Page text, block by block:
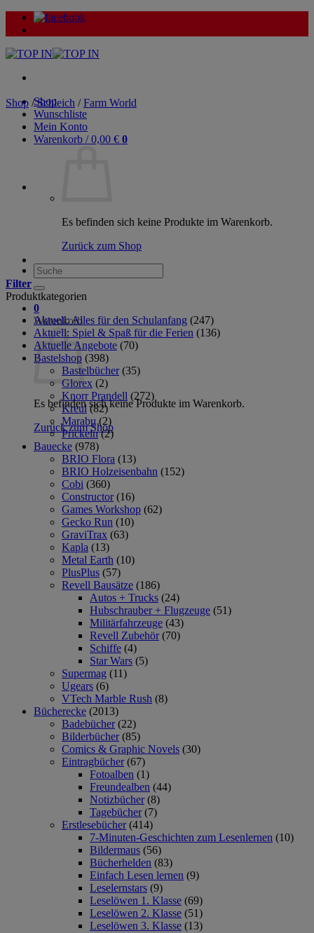
Zum
Inhalt
Shop
Wunschliste
Mein Konto
Warenkorb /0,00 € 0
Es befinden sich keine Produkte im Warenkorb.
Zurück zum Shop
Suche
nach:
0
Warenkorb
Es befinden sich keine Produkte im Warenkorb.
Zurück zum Shop
Shop / Schleich / Farm World
Filter
Produktkategorien
Aktuell: Alles für den Schulanfang (247)
Aktuell: Spiel & Spaß für die Ferien (136)
Aktuelle Angebote (70)
Bastelshop (398)
Bastelbücher (35)
Glorex (2)
Knorr Prandell (272)
Kreul (82)
Marabu (2)
Prickeln (2)
Bauecke (978)
BRIO Flora (13)
BRIO Holzeisenbahn (152)
Cobi (360)
Constructor (16)
Games Workshop (62)
Gecko Run (10)
GraviTrax (63)
Kapla (13)
Metal Earth (10)
PlusPlus (57)
Revell Bausätze (186)
Autos + Trucks (24)
Hubschrauber + Flugzeuge (51)
Militärfahrzeuge (43)
Revell Zubehör (70)
Schiffe (4)
Star Wars (5)
Supermag (11)
Ugears (6)
VTech Marble Rush (8)
Bücherecke (2013)
Badebücher (22)
Bilderbücher (85)
Comics & Graphic Novels (30)
Eintragbücher (67)
Fotoalben (1)
Freundealben (44)
Notizbücher (8)
Tagebücher (7)
Erstlesebücher (414)
7-Minuten-Geschichten zum Lesenlernen (10)
Bildermaus (56)
Bücherhelden (83)
Einfach Lesen lernen (9)
Leselernstars (9)
Leselöwen 1. Klasse (69)
Leselöwen 2. Klasse (51)
Leselöwen 3. Klasse (13)